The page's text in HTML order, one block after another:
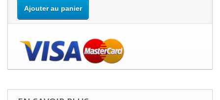
Ajouter au panier